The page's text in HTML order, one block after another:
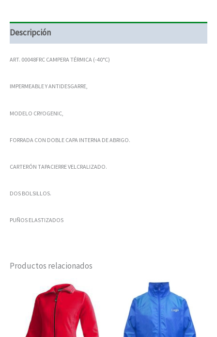
Descripción
ART. 00048FRC CAMPERA TÉRMICA (-40°C)
IMPERMEABLE Y ANTIDESGARRE,
MODELO CRYOGENIC,
FORRADA CON DOBLE CAPA INTERNA DE ABRIGO.
CARTERÓN TAPACIERRE VELCRALIZADO.
DOS BOLSILLOS.
PUÑOS ELASTIZADOS
Productos relacionados